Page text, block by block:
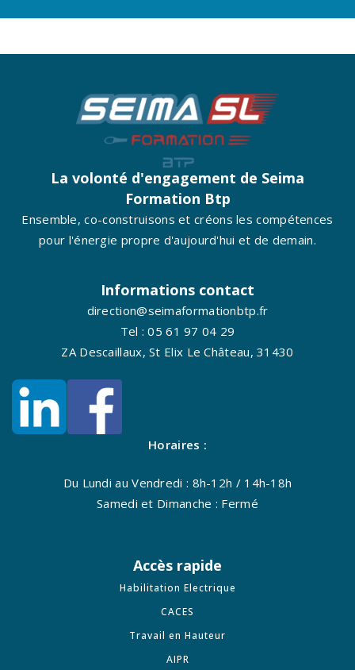
La volonté d'engagement de Seima
Formation Btp
Ensemble, co-construisons et créons les compétences
pour l'énergie propre d'aujourd'hui et de demain.
Informations contact
direction@seimaformationbtp.fr
Tel : 05 61 97 04 29
ZA Descaillaux, St Elix Le Château, 31430
Horaires :
Du Lundi au Vendredi : 8h-12h / 14h-18h
Samedi et Dimanche : Fermé
Accès rapide
Habilitation Electrique
CACES
Travail en Hauteur
AIPR